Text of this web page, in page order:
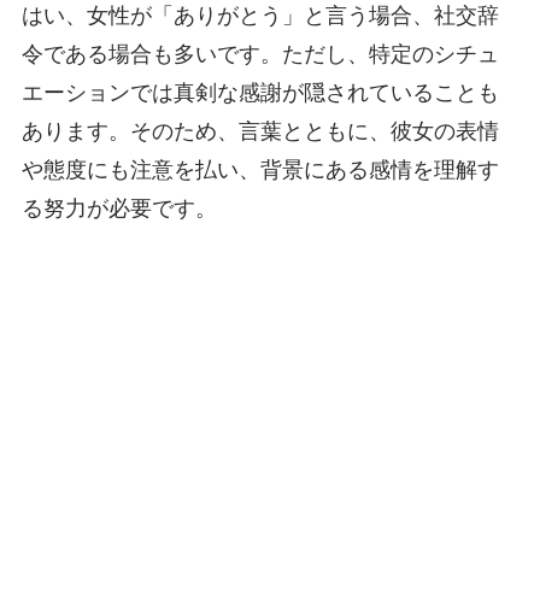
はい、女性が「ありがとう」と言う場合、社交辞
令である場合も多いです。ただし、特定のシチュ
エーションでは真剣な感謝が隠されていることも
あります。そのため、言葉とともに、彼女の表情
や態度にも注意を払い、背景にある感情を理解す
る努力が必要です。